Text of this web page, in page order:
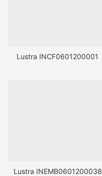
Lustra INCF0601200001
Lustra INEMB0601200038